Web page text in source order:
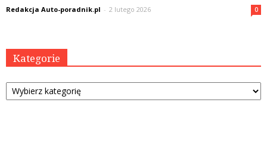
Redakcja Auto-poradnik.pl - 2 lutego 2026 0
Kategorie
Kategorie